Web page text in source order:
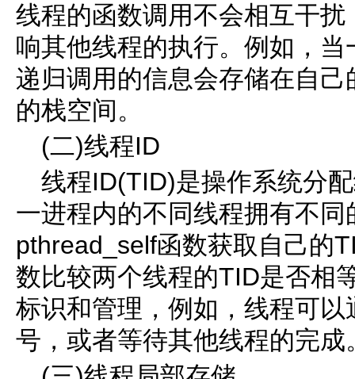
线程的函数调用不会相互干
响其他线程的执行。例如，
递归调用的信息会存储在自
的栈空间。
(二)线程ID
线程ID(TID)是操作系统分
一进程内的不同线程拥有不
pthread_self函数获取自己的
数比较两个线程的TID是否相
标识和管理，例如，线程可
号，或者等待其他线程的完成